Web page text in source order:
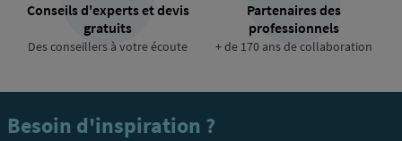
Conseils d'experts et devis
gratuits
Des conseillers à votre écoute
Partenaires des
professionnels
+ de 170 ans de collaboration
Besoin d'inspiration ?